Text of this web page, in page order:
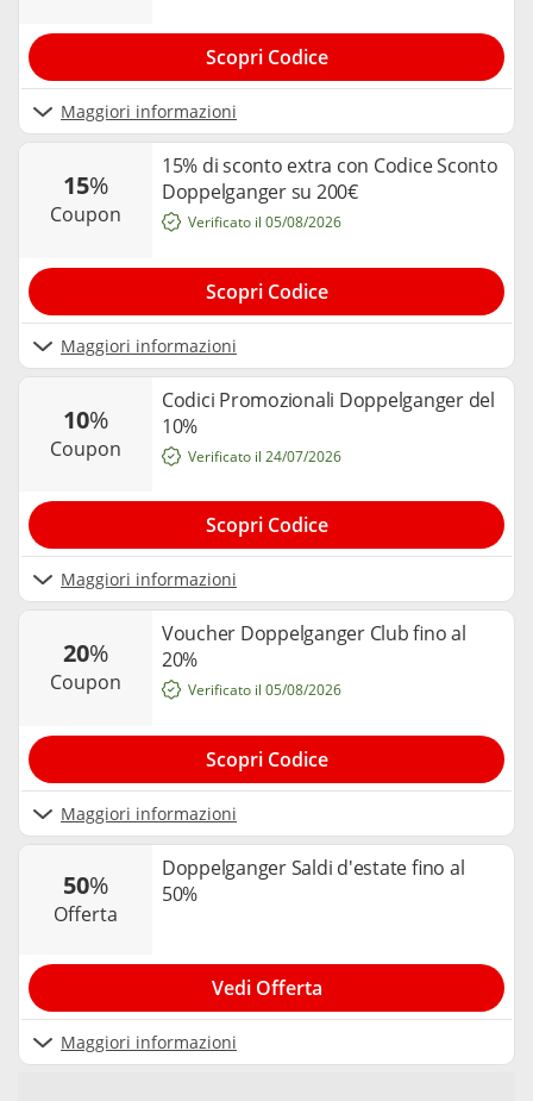
Maggiori informazioni
Scopri Codice
15%
coupon
15% di sconto extra con Codice Sconto
Doppelganger su 200€
Maggiori informazioni
Verificato il 05/08/2026
Scopri Codice
10%
coupon
Codici Promozionali Doppelganger del
10%
Maggiori informazioni
Verificato il 24/07/2026
Scopri Codice
20%
coupon
Voucher Doppelganger Club fino al
20%
Maggiori informazioni
Verificato il 05/08/2026
Scopri Codice
50%
offerta
Doppelganger Saldi d'estate fino al
50%
Maggiori informazioni
Vedi Offerta